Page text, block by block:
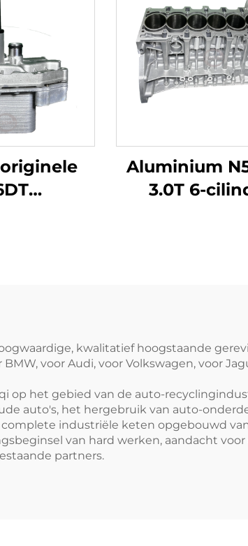
Aluminium
3.0T 6-
kwalitatief hoogstaande
voor Audi, voor Volkswagen, voor
op het gebied van de auto-
auto's, het hergebruik van auto-
industriële keten opgebouwd
van hard werken, aandacht
partners.